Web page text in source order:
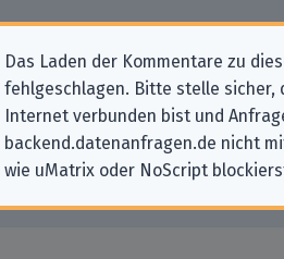
Das Laden der Kommentare zu
fehlgeschlagen. Bitte stelle sicher,
Internet verbunden bist und
backend.datenanfragen.de nicht
wie uMatrix oder NoScript
Datenschutz-
„Heinrich-